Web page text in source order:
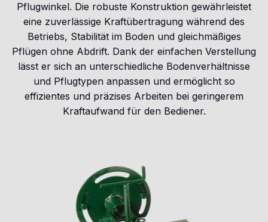
Pflugwinkel. Die robuste Konstruktion gewährleistet
eine zuverlässige Kraftübertragung während des
Betriebs, Stabilität im Boden und gleichmäßiges
Pflügen ohne Abdrift. Dank der einfachen Verstellung
lässt er sich an unterschiedliche Bodenverhältnisse
und Pflugtypen anpassen und ermöglicht so
effizientes und präzises Arbeiten bei geringerem
Kraftaufwand für den Bediener.